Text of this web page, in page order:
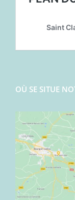
OÙ SE SITUE